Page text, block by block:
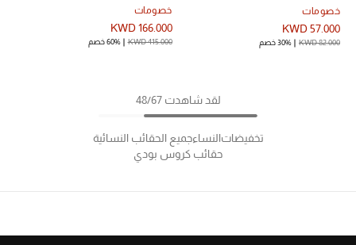
خصومات
KWD 57.000
KWD 82.000 30% خصم
خصومات
KWD 166.000
KWD 415.000 60% خصم
لقد شاهدت 48/67
تخفيضاتالنساءجميع الحقائب النسائية
حقائب كروس بودي